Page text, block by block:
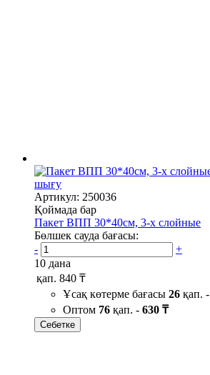
шығу
Артикул: 250036
Қоймада бар
Пакет ВПП 30*40см, 3-х слойные
Бөлшек сауда бағасы:
-
+
10 дана
қап. 840 ₸
Ұсақ көтерме бағасы 26 қап. -
Оптом 76 қап. - 630 ₸
Себетке